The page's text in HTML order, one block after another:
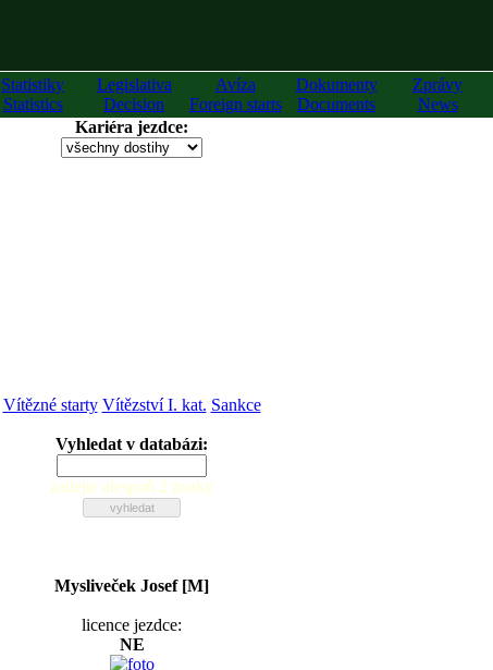
Statistiky
Statistics
Legislativa
Decision
Avíza
Foreign starts
Dokumenty
Documents
Zprávy
News
Kariéra jezdce:
Vítězné starty Vítězství I. kat. Sankce
Vyhledat v databázi:
zadejte alespoň 2 znaky
Mysliveček Josef [M]
licence jezdce:
NE